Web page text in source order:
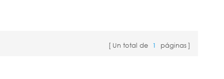
Un total de 1 páginas